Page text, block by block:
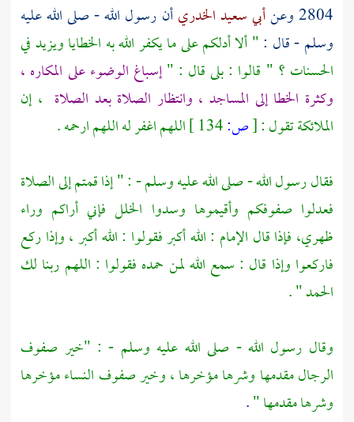
2804 وعن أبي سعيد الخدريأن رسول الله - صلى الله عليه
وسلم - قال :" ألا أدلكم على ما يكفر الله به الخطايا ويزيد في
الحسنات ؟ " قالوا : بلى قال : "إسباغ الوضوء على المكاره ،
وكثرة الخطا إلى المساجد ، وانتظار الصلاة بعد الصلاة ، إن
الملائكة تقول :[ص:
اللهم اغفر له اللهم ارحمه .
فقال رسول الله - صلى الله عليه وسلم - : " إذا قمتم إلى الصلاة
فعدلوا صفوفكم وأقيموها وسدوا الخلل فإني أراكم وراء
ظهري، فإذا قال الإمام : الله أكبر فقولوا : الله أكبر ، وإذا ركع
فاركعوا وإذا قال : سمع الله لمن حمده فقولوا : اللهم ربنا لك
الحمد " .
وقال رسول الله - صلى الله عليه وسلم - : "خير صفوف
الرجال مقدمها وشرها مؤخرها ، وخير صفوف النساء مؤخرها
وشرها مقدمها ".